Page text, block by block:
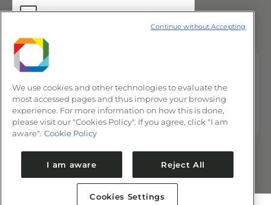
We use cookies and other technologies to evaluate the
most accessed pages and thus improve your browsing
experience. For more information on how this is done,
please visit our "Cookies Policy". If you agree, click "I am
aware". Cookie Policy
I am aware Reject All
Cookies Settings
Continue without Accepting